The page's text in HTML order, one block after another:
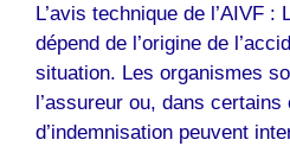
L’avis technique de l’AIVF :
dépend de l’origine de
situation. Les organismes
l’assureur ou, dans
d’indemnisation peuvent